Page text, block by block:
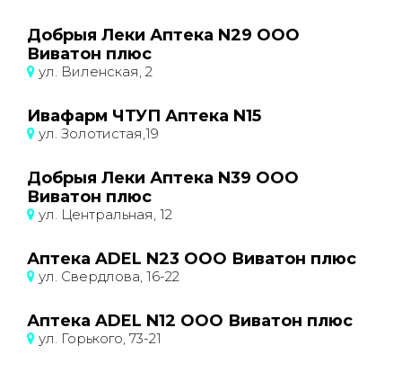
Добрыя Леки Аптека N29 ООО
Виватон плюс
ул. Виленская, 2
Ивафарм ЧТУП Аптека N15
ул. Золотистая,19
Добрыя Леки Аптека N39 ООО
Виватон плюс
ул. Центральная, 12
Аптека ADEL N23 ООО Виватон плюс
ул. Свердлова, 16-22
Аптека ADEL N12 ООО Виватон плюс
ул. Горького, 73-21